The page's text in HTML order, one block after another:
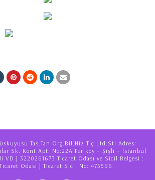
Tas.Tan.Org.Bil.Hiz.Tiç.Ltd.Sti Adres:
Sk. Kont Apt. No:22A Feriköy – Şişli – İstanbul
VD | 3220261673 Ticaret Odası ve Sicil Belgesi :
Odası | Ticaret Sicil No: 475596